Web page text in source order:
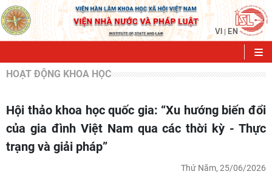
VI | EN
HOẠT ĐỘNG KHOA HỌC
Hội thảo khoa học quốc gia: “Xu hướng biến đổi
của gia đình Việt Nam qua các thời kỳ - Thực
trạng và giải pháp”
Thứ Năm, 25/06/2026